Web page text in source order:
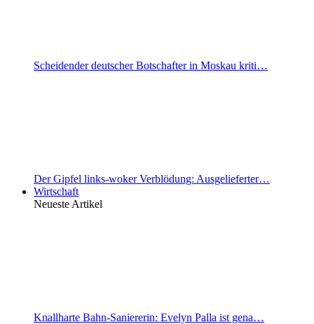
Scheidender deutscher Botschafter in Moskau kriti…
Der Gipfel links-woker Verblödung: Ausgelieferter…
Wirtschaft
Neueste Artikel
Knallharte Bahn-Saniererin: Evelyn Palla ist gena…